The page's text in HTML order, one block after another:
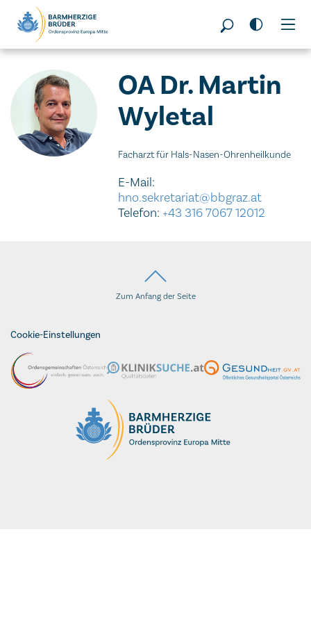
Seitenbereiche:
OA Dr. Martin
Wyletal
Facharzt für Hals-Nasen-Ohrenheilkunde
E-Mail:
hno.sekretariat@bbgraz.at
Telefon:+43 316 7067 12012
Zum Anfang der Seite
Cookie-Einstellungen